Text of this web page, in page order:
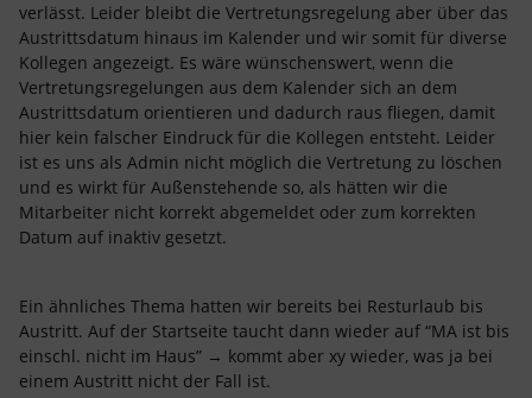
verlässt. Leider bleibt die Vertretungsregelung aber über das
Austrittsdatum hinaus im Kalender und wir somit für diverse
Kollegen angezeigt. Es wäre wünschenswert, wenn die
Vertretungsregelungen aus dem Kalender sich an dem
Austrittsdatum orientieren und dadurch raus fliegen, damit
hier kein falscher Eindruck für die Kollegen entsteht. Leider
ist es uns als Admin nicht möglich die Vertretung zu löschen
und es wirkt für Außenstehende so, als hätten wir die
Mitarbeiter nicht korrekt abgemeldet oder zum korrekten
Datum auf inaktiv gesetzt.
Ein ähnliches Thema hatten wir bereits bei Resturlaub bis
Austritt. Auf der Startseite taucht dann wieder auf “MA ist bis
einschl. nicht im Haus” → kommt aber xy wieder, was ja bei
einem Austritt nicht der Fall ist.